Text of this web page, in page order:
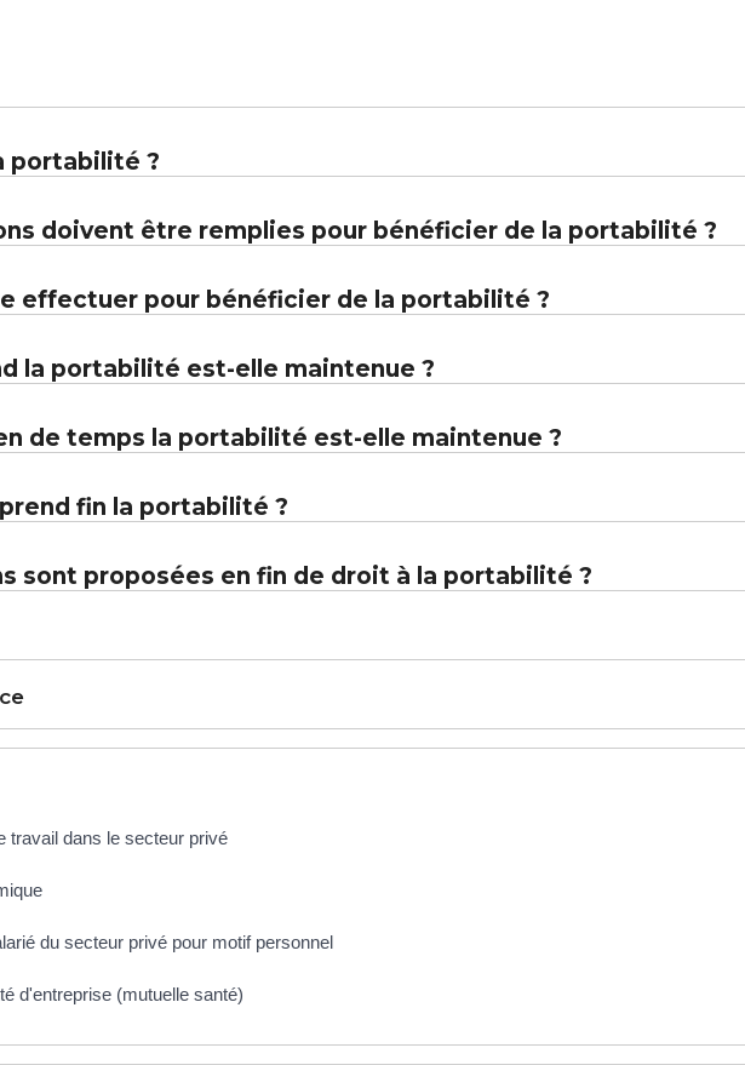
portabilité ?
doivent être remplies pour bénéficier de la portabilité ?
effectuer pour bénéficier de la portabilité ?
la portabilité est-elle maintenue ?
de temps la portabilité est-elle maintenue ?
fin la portabilité ?
sont proposées en fin de droit à la portabilité ?
travail dans le secteur privé
du secteur privé pour motif personnel
d'entreprise (mutuelle santé)